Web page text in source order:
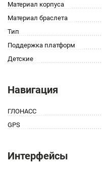
Материал корпуса
Материал браслета
Тип
Поддержка платформ
Детские
Навигация
ГЛОНАСС
GPS
Интерфейсы